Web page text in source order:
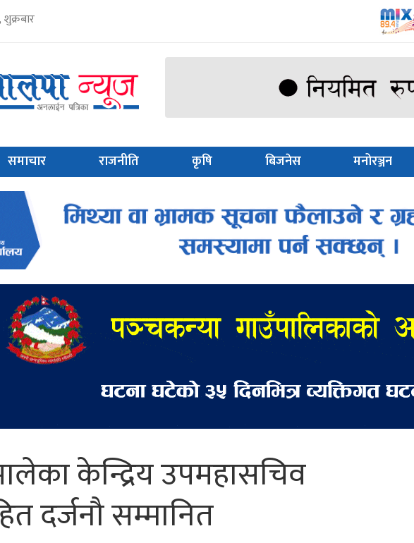
समाचार राजनीति कृषि बिजनेस मनोरञ्जन
केन्द्रिय उपमहासचिव
दर्जनौ सम्मानित